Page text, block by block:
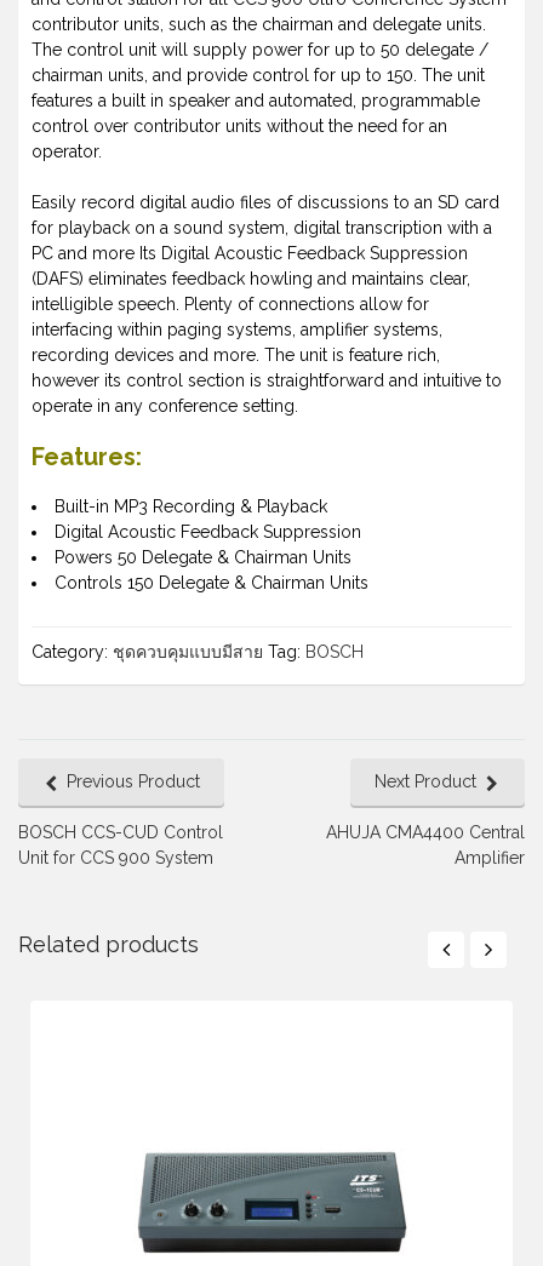
contributor units, such as the chairman and delegate units.
The control unit will supply power for up to 50 delegate /
chairman units, and provide control for up to 150. The unit
features a built in speaker and automated, programmable
control over contributor units without the need for an
operator.
Easily record digital audio files of discussions to an SD card
for playback on a sound system, digital transcription with a
PC and more Its Digital Acoustic Feedback Suppression
(DAFS) eliminates feedback howling and maintains clear,
intelligible speech. Plenty of connections allow for
interfacing within paging systems, amplifier systems,
recording devices and more. The unit is feature rich,
however its control section is straightforward and intuitive to
operate in any conference setting.
Features:
Built-in MP3 Recording & Playback
Digital Acoustic Feedback Suppression
Powers 50 Delegate & Chairman Units
Controls 150 Delegate & Chairman Units
Category: ชุดควบคุมแบบมีสาย Tag: BOSCH
Previous Product
BOSCH CCS-CUD Control
Unit for CCS 900 System
Next Product
AHUJA CMA4400 Central
Amplifier
Related products